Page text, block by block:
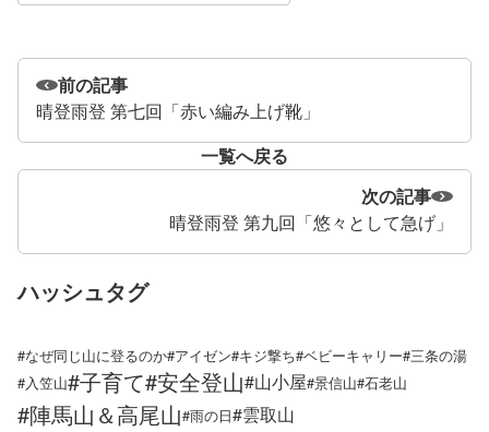
前の記事
晴登雨登 第七回「赤い編み上げ靴」
一覧へ戻る
次の記事
晴登雨登 第九回「悠々として急げ」
ハッシュタグ
#なぜ同じ山に登るのか#アイゼン#キジ撃ち#ベビーキャリー#三条の湯
#入笠山#子育て#安全登山#山小屋#景信山#石老山
#陣馬山＆高尾山#雨の日#雲取山